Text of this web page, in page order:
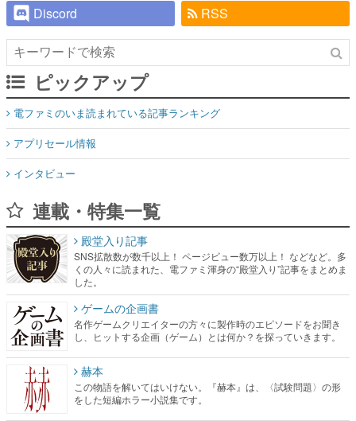
Discord
RSS
ピックアップ
電ファミのいま読まれている記事ランキング
アプリセール情報
インタビュー
連載・特集一覧
殿堂入り記事
SNS拡散数が数千以上！ ページビュー数万以上！ などなど。多
くの人々に読まれた、電ファミ渾身の“殿堂入り”記事をまとめま
した。
ゲームの企画書
名作ゲームクリエイターの方々に製作時のエピソードをお聞き
し、ヒットする企画（ゲーム）とは何か？を探っていきます。
赫本
この物語を解いてはいけない。『赫本』は、〈試験問題〉の形
をした短編ホラー小説集です。